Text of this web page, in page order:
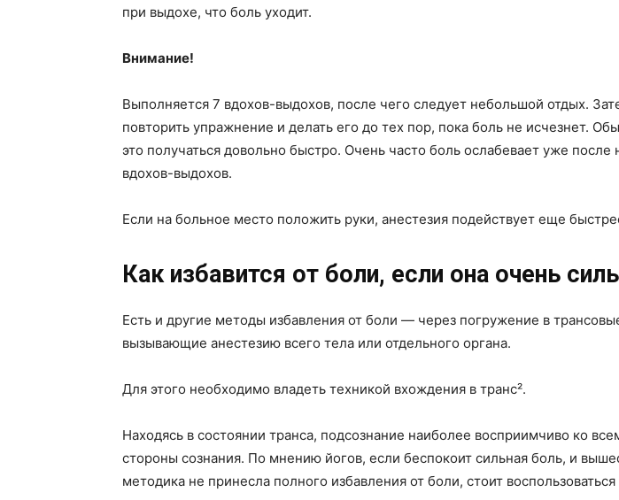
при выдохе, что боль уходит.
Внимание!
Выполняется 7 вдохов-выдохов, после чего следует небольшой отдых.
повторить упражнение и делать его до тех пор, пока боль не исчезнет.
это получаться довольно быстро. Очень часто боль ослабевает уже после
вдохов-выдохов.
Если на больное место положить руки, анестезия подействует еще
Как избавится от боли, если она очень
Есть и другие методы избавления от боли — через погружение в
вызывающие анестезию всего тела или отдельного органа.
Для этого необходимо владеть техникой вхождения в транс².
Находясь в состоянии транса, подсознание наиболее восприимчиво ко
стороны сознания. По мнению йогов, если беспокоит сильная боль, и
методика не принесла полного избавления от боли, стоит